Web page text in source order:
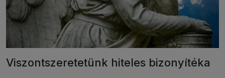
Viszontszeretetünk hiteles bizonyítéka